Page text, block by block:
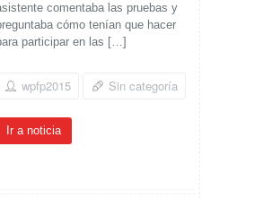
comentaba las pruebas y
cómo tenían que hacer
participar en las […]
wpfp2015 Sin categoría
Ir a noticia